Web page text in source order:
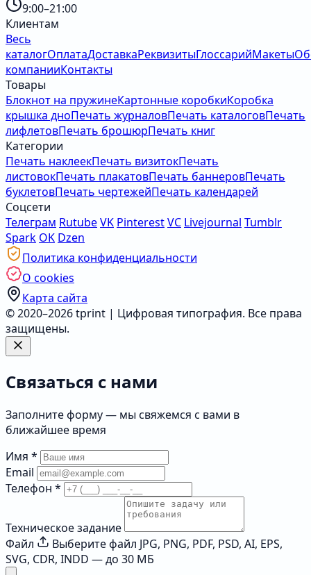
9:00–21:00
Клиентам
Весь
каталогОплатаДоставкаРеквизитыГлоссарийМакеты
компанииКонтакты
Товары
Блокнот на пружинеКартонные коробкиКоробка
крышка дноПечать журналовПечать каталоговПечать
лифлетовПечать брошюрПечать книг
Категории
Печать наклеекПечать визитокПечать
листовокПечать плакатовПечать баннеровПечать
буклетовПечать чертежейПечать календарей
Соцсети
Телеграм RutubeVK PinterestVC Livejournal Tumblr
Spark OK Dzen
Политика конфиденциальности
О cookies
Карта сайта
© 2020–2026 tprint | Цифровая типография. Все права
защищены.
Связаться с нами
Заполните форму — мы свяжемся с вами в
ближайшее время
Имя *
Email
Телефон *
Техническое задание
Файл
Выберите файл JPG, PNG, PDF, PSD, AI, EPS,
SVG, CDR, INDD — до 30 МБ